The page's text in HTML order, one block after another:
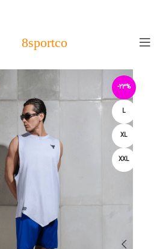
8sportco
-23%
L
XL
XXL